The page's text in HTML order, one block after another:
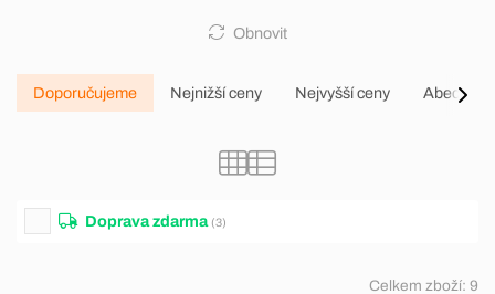
Obnovit
Doporučujeme Nejnižší ceny Nejvyšší ceny Abecedně
Doprava zdarma (3)
Celkem zboží: 9